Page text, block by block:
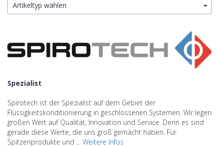
Artikeltyp wählen
Spezialist
Spirotech ist der Spezialist auf dem Gebiet der
Flüssigkeitskonditionierung in geschlossenen Systemen. Wir legen
großen Wert auf Qualität, Innovation und Service. Denn es sind
gerade diese Werte, die uns groß gemacht haben. Für
Spitzenprodukte und ... Weitere Infos